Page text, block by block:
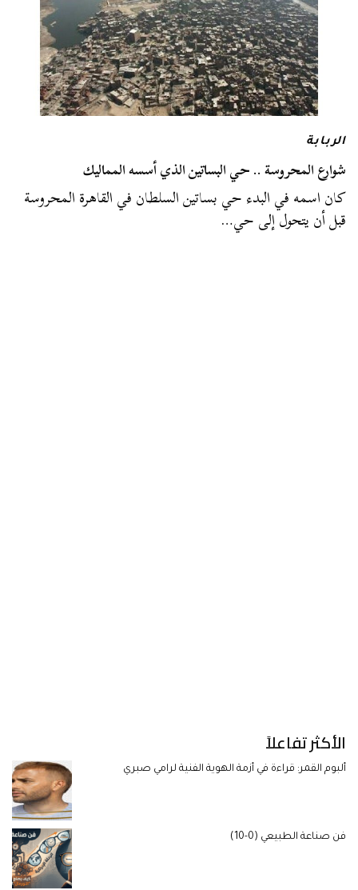
الربابة
شوارع المحروسة .. حي البساتين الذي أسسه المماليك
كان اسمه في البدء حي بساتين السلطان في القاهرة المحروسة
قبل أن يتحول إلى حي…
الأكثر تفاعلاً
ألبوم القمر: قراءة في أزمة الهوية الفنية لرامي صبري
فن صناعة الطبيعي (0-10)